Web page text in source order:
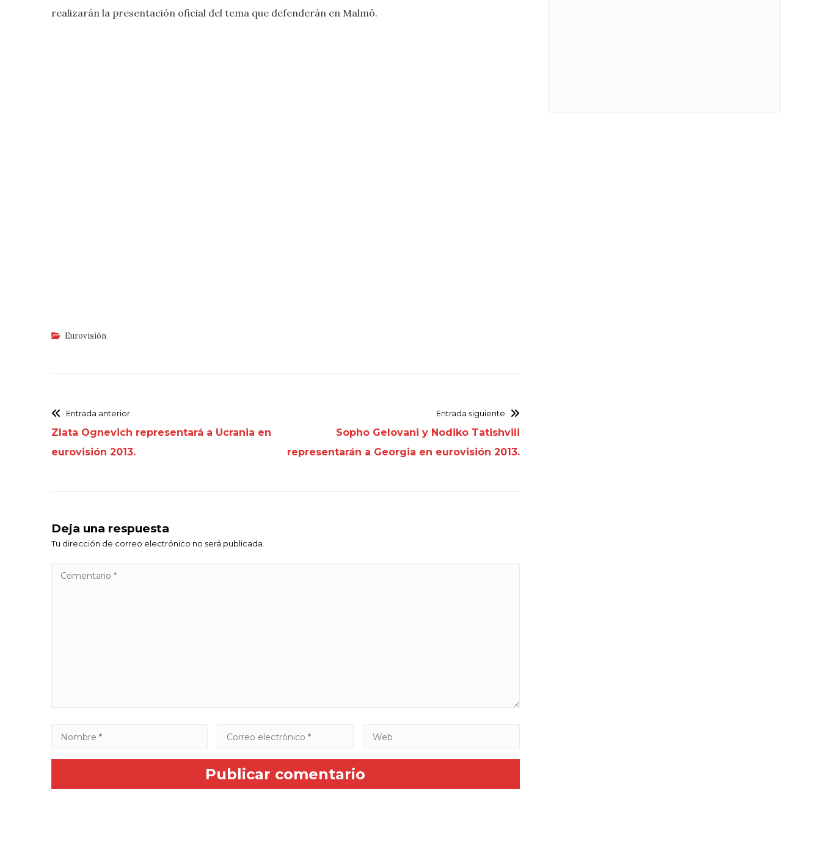
realizarán la presentación oficial del tema que defenderán en Malmö.
Eurovisión
Entrada anterior
Zlata Ognevich representará a Ucrania en
eurovisión 2013.
Entrada siguiente
Sopho Gelovani y Nodiko Tatishvili
representarán a Georgia en eurovisión 2013.
Deja una respuesta
Tu dirección de correo electrónico no será publicada.